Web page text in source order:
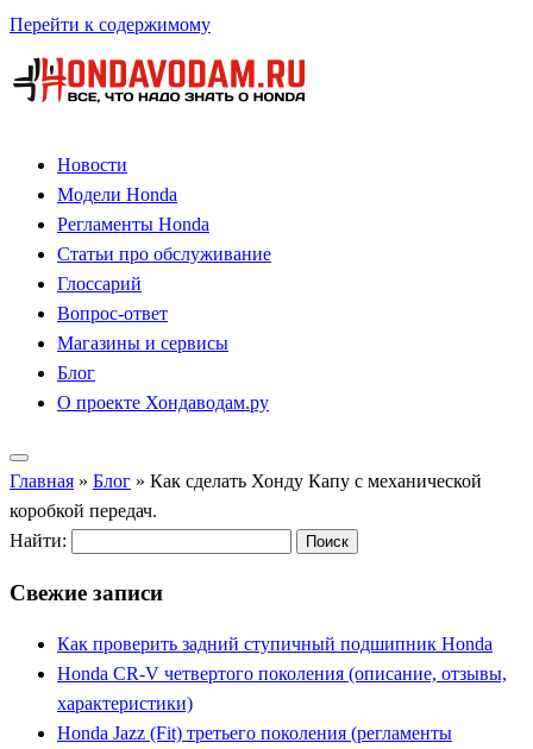
Перейти к содержимому
Новости
Модели Honda
Регламенты Honda
Статьи про обслуживание
Глоссарий
Вопрос-ответ
Магазины и сервисы
Блог
О проекте Хондаводам.ру
Главная » Блог » Как сделать Хонду Капу с механической
коробкой передач.
Найти:
Свежие записи
Как проверить задний ступичный подшипник Honda
Honda CR-V четвертого поколения (описание, отзывы,
характеристики)
Honda Jazz (Fit) третьего поколения (регламенты